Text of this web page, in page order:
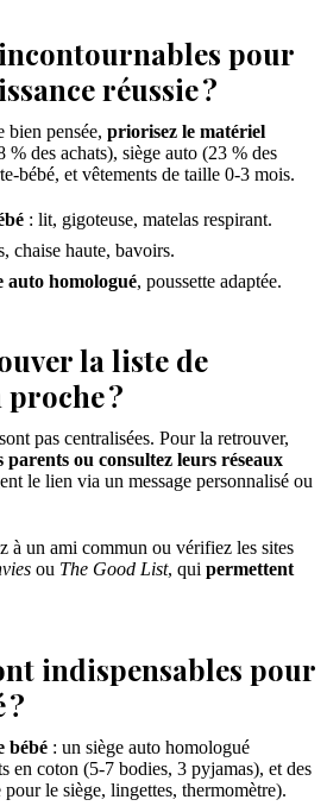
pour
réussie ?
bien pensée, priorisez le matériel
% des achats), siège auto (23 % des
bébé, et vêtements de taille 0-3 mois.
: lit, gigoteuse, matelas respirant.
chaise haute, bavoirs.
auto homologué, poussette adaptée.
la liste de
proche ?
pas centralisées. Pour la retrouver,
parents ou consultez leurs réseaux
le lien via un message personnalisé ou
à un ami commun ou vérifiez les sites
ou The Good List, qui permettent
indispensables pour
?
bébé : un siège auto homologué
en coton (5-7 bodies, 3 pyjamas), et des
pour le siège, lingettes, thermomètre).